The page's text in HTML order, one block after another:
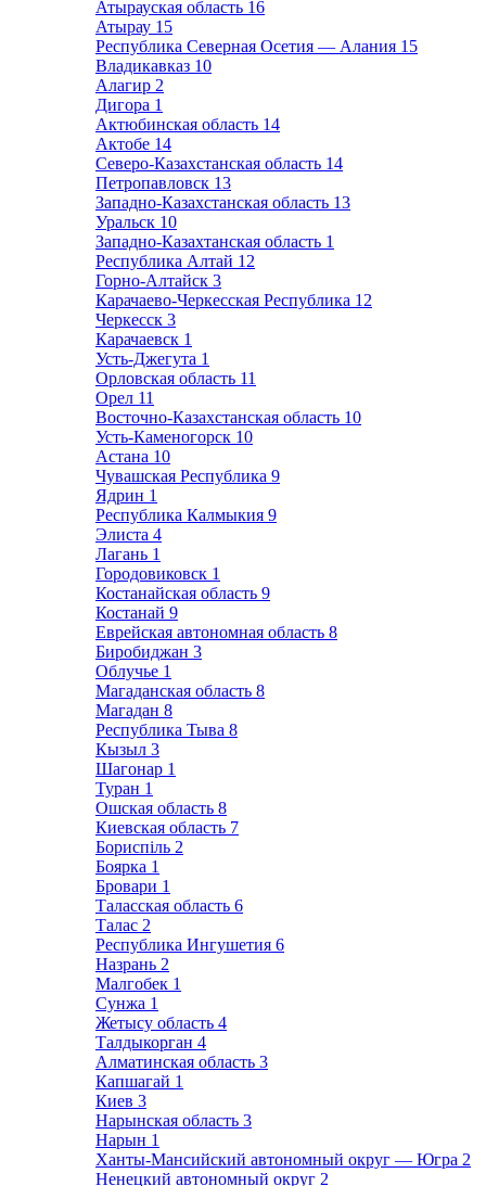
Атырауская область 16
Атырау 15
Республика Северная Осетия — Алания 15
Владикавказ 10
Алагир 2
Дигора 1
Актюбинская область 14
Актобе 14
Северо-Казахстанская область 14
Петропавловск 13
Западно-Казахстанская область 13
Уральск 10
Западно-Казахтанская область 1
Республика Алтай 12
Горно-Алтайск 3
Карачаево-Черкесская Республика 12
Черкесск 3
Карачаевск 1
Усть-Джегута 1
Орловская область 11
Орел 11
Восточно-Казахстанская область 10
Усть-Каменогорск 10
Астана 10
Чувашская Республика 9
Ядрин 1
Республика Калмыкия 9
Элиста 4
Лагань 1
Городовиковск 1
Костанайская область 9
Костанай 9
Еврейская автономная область 8
Биробиджан 3
Облучье 1
Магаданская область 8
Магадан 8
Республика Тыва 8
Кызыл 3
Шагонар 1
Туран 1
Ошская область 8
Киевская область 7
Бориспіль 2
Боярка 1
Бровари 1
Таласская область 6
Талас 2
Республика Ингушетия 6
Назрань 2
Малгобек 1
Сунжа 1
Жетысу область 4
Талдыкорган 4
Алматинская область 3
Капшагай 1
Киев 3
Нарынская область 3
Нарын 1
Ханты-Мансийский автономный округ — Югра 2
Ненецкий автономный округ 2